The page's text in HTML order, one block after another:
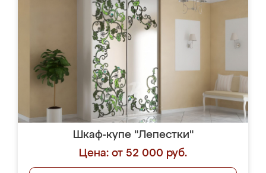
Шкаф-купе "Лепестки"
Цена: от 52 000 руб.